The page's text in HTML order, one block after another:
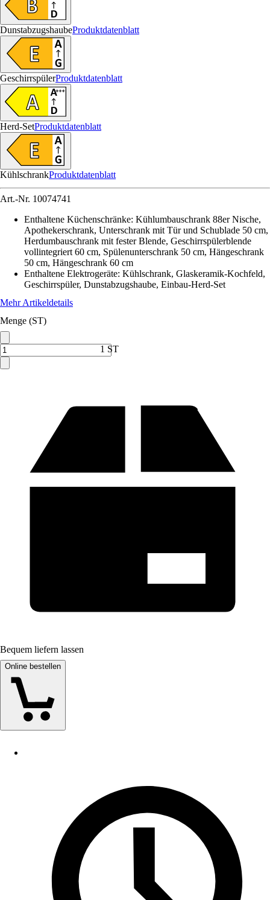
DunstabzugshaubeProduktdatenblatt
GeschirrspülerProduktdatenblatt
Herd-SetProduktdatenblatt
KühlschrankProduktdatenblatt
Art.-Nr. 10074741
Enthaltene Küchenschränke: Kühlumbauschrank 88er Nische,
Apothekerschrank, Unterschrank mit Tür und Schublade 50 cm,
Herdumbauschrank mit fester Blende, Geschirrspülerblende
vollintegriert 60 cm, Spülenunterschrank 50 cm, Hängeschrank
50 cm, Hängeschrank 60 cm
Enthaltene Elektrogeräte: Kühlschrank, Glaskeramik-Kochfeld,
Geschirrspüler, Dunstabzugshaube, Einbau-Herd-Set
Mehr Artikeldetails
Menge (ST)
1 ST
Bequem liefern lassen
Online bestellen